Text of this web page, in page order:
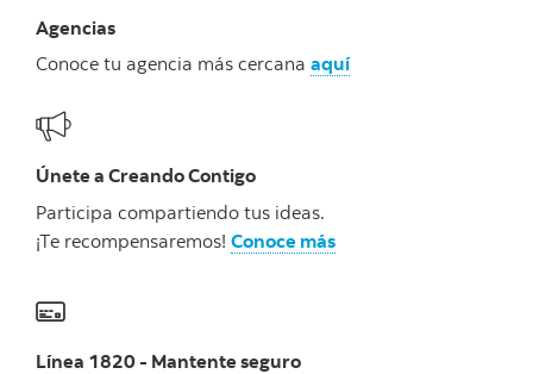
Agencias
Conoce tu agencia más cercana aquí
Únete a Creando Contigo
Participa compartiendo tus ideas.
¡Te recompensaremos! Conoce más
Línea 1820 - Mantente seguro